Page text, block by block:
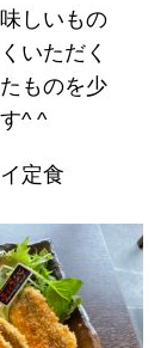
しいもの
いただく
ものを少
^ ^
定食